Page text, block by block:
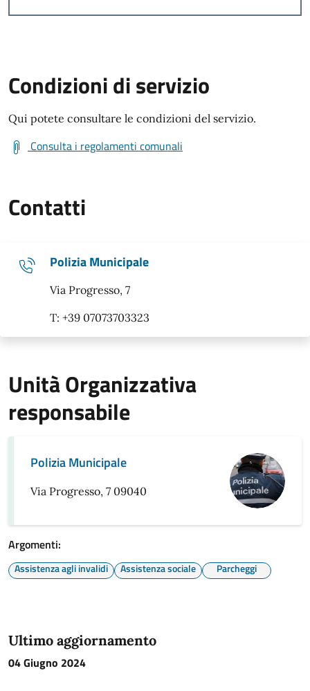
Condizioni di servizio
Qui potete consultare le condizioni del servizio.
Consulta i regolamenti comunali
Contatti
Polizia Municipale
Via Progresso, 7
T: +39 07073703323
Unità Organizzativa
responsabile
Polizia Municipale
Via Progresso, 7 09040
Argomenti:
Assistenza agli invalidi Assistenza sociale Parcheggi
Ultimo aggiornamento
04 Giugno 2024